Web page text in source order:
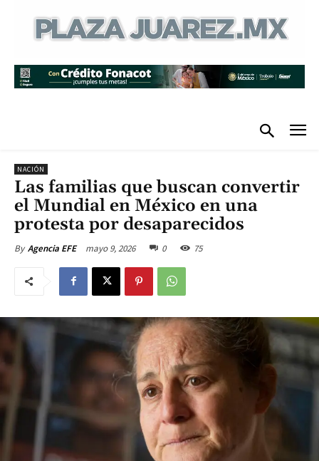
NACIÓN
Las familias que buscan convertir
el Mundial en México en una
protesta por desaparecidos
By Agencia EFE mayo 9, 2026 0 75